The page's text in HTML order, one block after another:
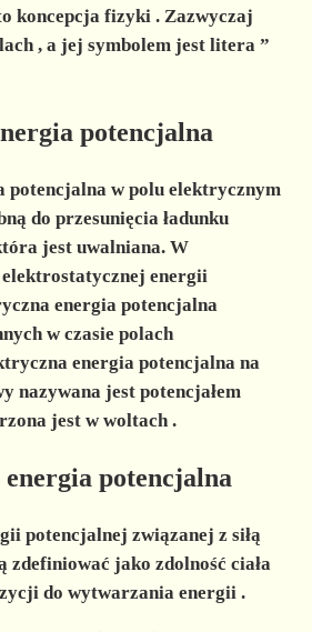
koncepcja fizyki. Zazwyczaj
, a jej symbolem jest litera ”
potencjalna
potencjalna w polu elektrycznym
do przesunięcia ładunku
jest uwalniana. W
energii
energia potencjalna
w czasie polach
energia potencjalna na
nazywana jest potencjałem
jest w woltach.
potencjalna
potencjalnej związanej z siłą
zdefiniować jako zdolność ciała
do wytwarzania energii.